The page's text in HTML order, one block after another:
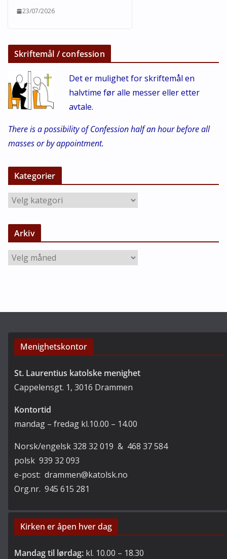
23/07/2026
Skriftemål / confession
Det er mulighet for skriftemål en
halvtime før alle messer eller etter
avtale.
There is a possibility of Confession half an hour before all
masses or by appointment.
Kategorier
K
t
g
r
Arkiv
A
Menighetskontor
St. Laurentius katolske menighet
Cappelensgt. 1, 3016 Drammen
Kontortid
mandag – fredag kl.10.00 – 14.00
Norsk/engelsk 328 32 019 & 468 37 584
polsk 939 32 093
e-post: drammen@katolsk.no
Org.nr. 945 615 281
Kirken er åpen hver dag
Mandag til lørdag: kl. 10.00 – 18.30